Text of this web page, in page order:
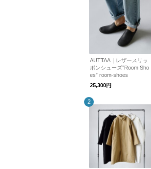
AUTTAA｜レザースリッ
ポンシューズ”Room Sho
es” room-shoes
25,300円